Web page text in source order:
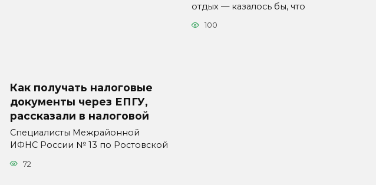
отдых — казалось бы, что
100
Как получать налоговые
документы через ЕПГУ,
рассказали в налоговой
Специалисты Межрайонной
ИФНС России № 13 по Ростовской
72